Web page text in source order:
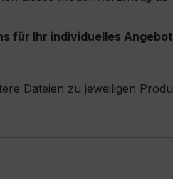
für Ihr individuelles
Dateien zu jeweiligen